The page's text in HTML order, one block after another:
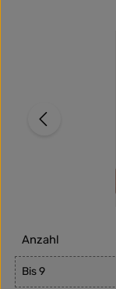
Anzahl
Bis9